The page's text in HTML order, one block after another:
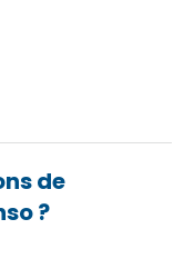
de
?